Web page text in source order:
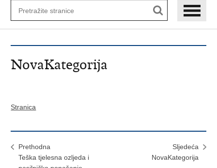
NovaKategorija
Stranica
Prethodna
Teška tjelesna ozljeda i
Sljedeća
NovaKategorija